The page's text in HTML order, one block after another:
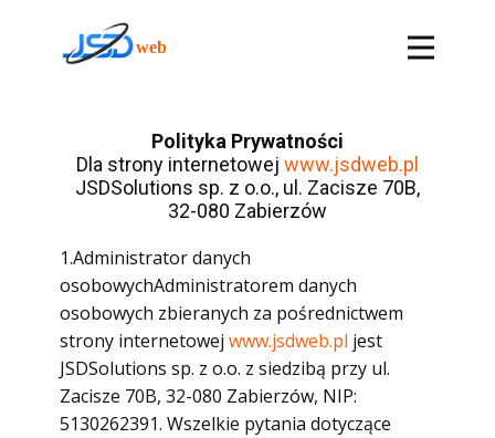
Polityka Prywatności
Dla strony internetowej www.jsdweb.pl
JSDSolutions sp. z o.o., ul. Zacisze 70B,
32-080 Zabierzów
1.Administrator danych
osobowychAdministratorem danych
osobowych zbieranych za pośrednictwem
strony internetowej www.jsdweb.pl jest
JSDSolutions sp. z o.o. z siedzibą przy ul.
Zacisze 70B, 32-080 Zabierzów, NIP:
5130262391. Wszelkie pytania dotyczące